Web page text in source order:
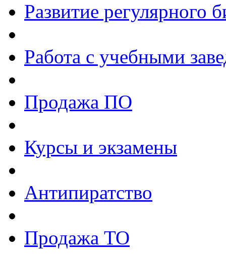
Развитие регулярного
Работа с учебными
Продажа ПО
Курсы и экзамены
Антипиратство
Продажа ТО